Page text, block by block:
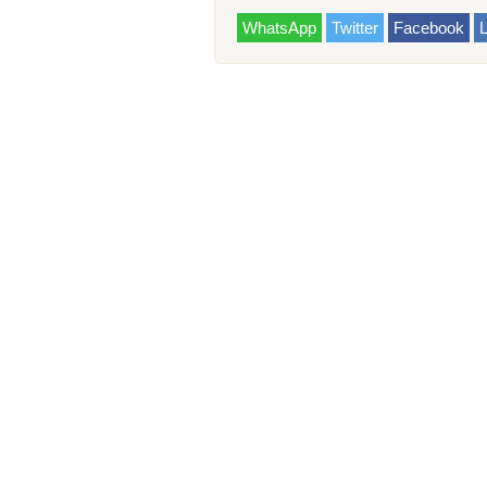
WhatsApp Twitter Facebook